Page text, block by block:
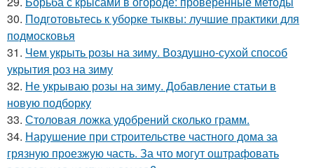
30. Подготовьтесь к уборке тыквы: лучшие практики для
подмосковья
31. Чем укрыть розы на зиму. Воздушно-сухой способ
укрытия роз на зиму
32. Не укрываю розы на зиму. Добавление статьи в
новую подборку
33. Столовая ложка удобрений сколько грамм.
34. Нарушение при строительстве частного дома за
грязную проезжую часть. За что могут оштрафовать